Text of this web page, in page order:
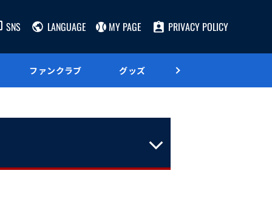
SNS LANGUAGE MY PAGE PRIVACY POLICY
ファンクラブ グッズ